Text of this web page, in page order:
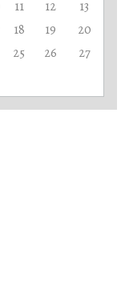
11 12
13
18 19
20
25 26
27